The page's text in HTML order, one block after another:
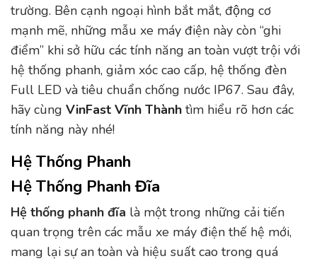
trường. Bên cạnh ngoại hình bắt mắt, động cơ
mạnh mẽ, những mẫu xe máy điện này còn “ghi
điểm” khi sở hữu các tính năng an toàn vượt trội với
hệ thống phanh, giảm xóc cao cấp, hệ thống đèn
Full LED và tiêu chuẩn chống nước IP67. Sau đây,
hãy cùng VinFast Vĩnh Thành tìm hiểu rõ hơn các
tính năng này nhé!
Hệ Thống Phanh
Hệ Thống Phanh Đĩa
Hệ thống phanh đĩa là một trong những cải tiến
quan trọng trên các mẫu xe máy điện thế hệ mới,
mang lại sự an toàn và hiệu suất cao trong quá